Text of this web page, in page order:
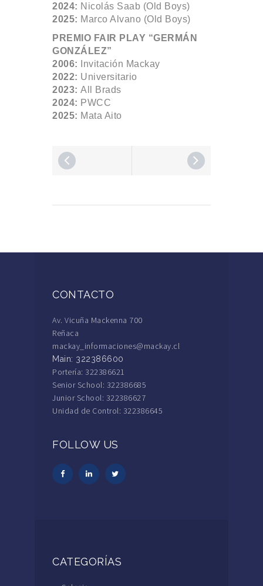
2024: Nicolás Saab (Old Boys)
2025: Marco Alvano (Old Boys)
PREMIO FAIR PLAY “GERMÁN
GONZÁLEZ”
2006:
Invitación Mackay
2022: Universitario
2023: All Brads
2024: PWCC
2025: Mata Aito
CONTACTO
Av. Vicuña Mackenna 700
Reñaca
mackay_informaciones@mackay.cl
Main: 322386600
Portería: 322386621
Senior School: 322386685
Junior School: 322386627
Unidad de Control: 322386645
FOLLOW US
CATEGORÍAS